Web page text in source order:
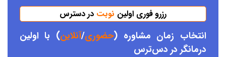
رزرو فوری اولین نوبت در دسترس
انتخاب زمان مشاوره (حضوری/آنلاین) با اولین
درمانگر در دسترس